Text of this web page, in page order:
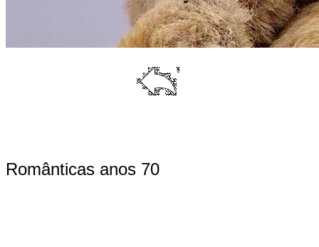
Românticas anos 70